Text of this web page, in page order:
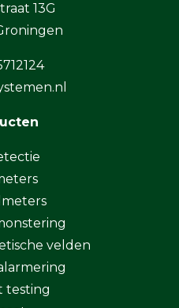
13G
velden
testing